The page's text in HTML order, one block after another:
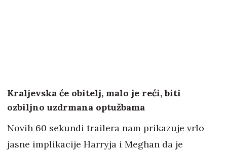
Kraljevska će obitelj, malo je reći, biti
ozbiljno uzdrmana optužbama
Novih 60 sekundi trailera nam prikazuje vrlo
jasne implikacije Harryja i Meghan da je